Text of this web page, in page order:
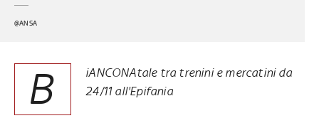
@ANSA
B
iANCONAtale tra trenini e mercatini da
24/11 all'Epifania